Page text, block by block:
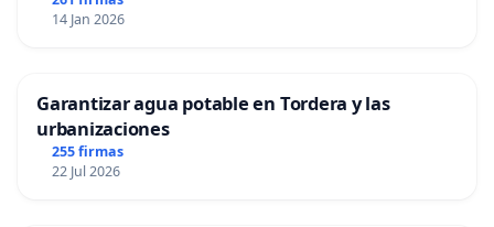
14 Jan 2026
Garantizar agua potable en Tordera y las
urbanizaciones
255 firmas
22 Jul 2026